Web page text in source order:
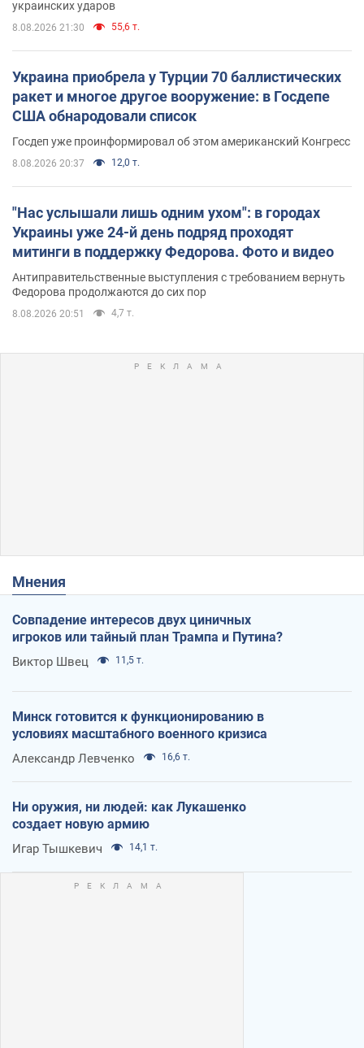
украинских ударов
8.08.2026 21:30 55,6 т.
Украина приобрела у Турции 70 баллистических
ракет и многое другое вооружение: в Госдепе
США обнародовали список
Госдеп уже проинформировал об этом американский Конгресс
8.08.2026 20:37 12,0 т.
"Нас услышали лишь одним ухом": в городах
Украины уже 24-й день подряд проходят
митинги в поддержку Федорова. Фото и видео
Антиправительственные выступления с требованием вернуть
Федорова продолжаются до сих пор
8.08.2026 20:51 4,7 т.
Мнения
Совпадение интересов двух циничных
игроков или тайный план Трампа и Путина?
Виктор Швец 11,5 т.
Минск готовится к функционированию в
условиях масштабного военного кризиса
Александр Левченко 16,6 т.
Ни оружия, ни людей: как Лукашенко
создает новую армию
Игар Тышкевич 14,1 т.